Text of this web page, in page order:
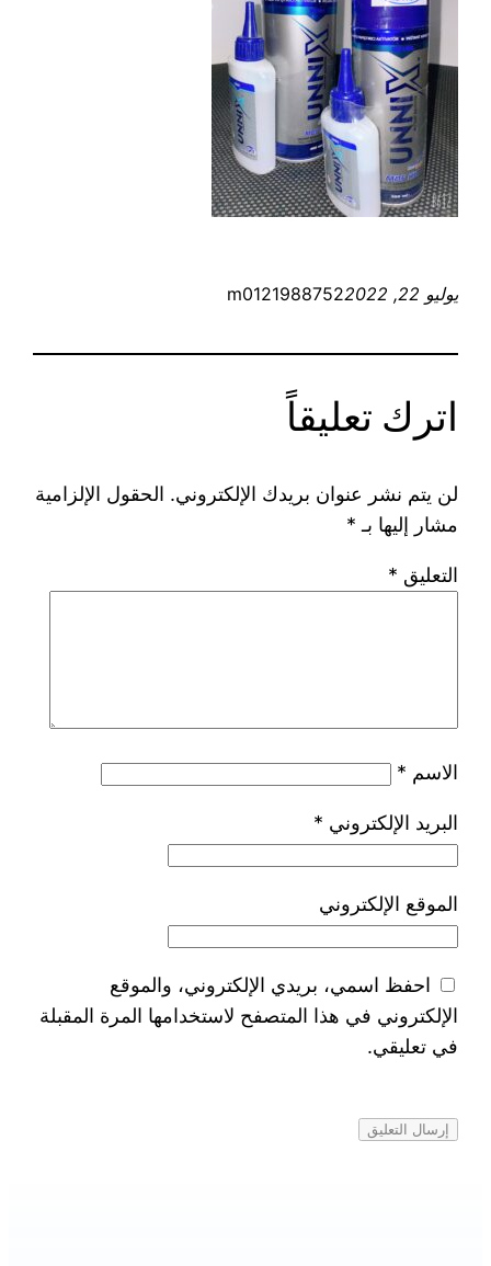
يوليو 22, 2022 m0121988752
اترك تعليقاً
لن يتم نشر عنوان بريدك الإلكتروني. الحقول الإلزامية
مشار إليها بـ *
التعليق *
الاسم *
البريد الإلكتروني *
الموقع الإلكتروني
احفظ اسمي، بريدي الإلكتروني، والموقع
الإلكتروني في هذا المتصفح لاستخدامها المرة المقبلة
في تعليقي.